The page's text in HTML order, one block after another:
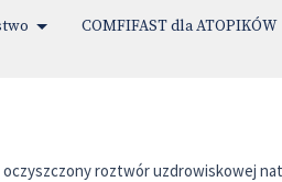
COMFIFAST dla ATOPIKÓW
roztwór uzdrowiskowej